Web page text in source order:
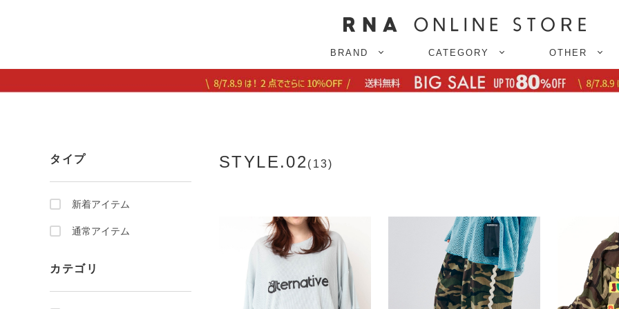
BRAND CATEGORY OTHER
タイプ
新着アイテム
通常アイテム
カテゴリ
STYLE.02 (13)